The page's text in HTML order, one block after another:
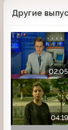
Другие
02:05
04:19